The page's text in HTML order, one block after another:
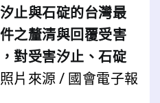
止與石碇的台灣最
之釐清與回覆受害
對受害汐止、石碇
照片來源 / 國會電子報